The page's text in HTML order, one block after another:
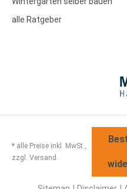
alle Ratgeber
* alle Preise inkl. MwSt.,
zzgl. Versand.